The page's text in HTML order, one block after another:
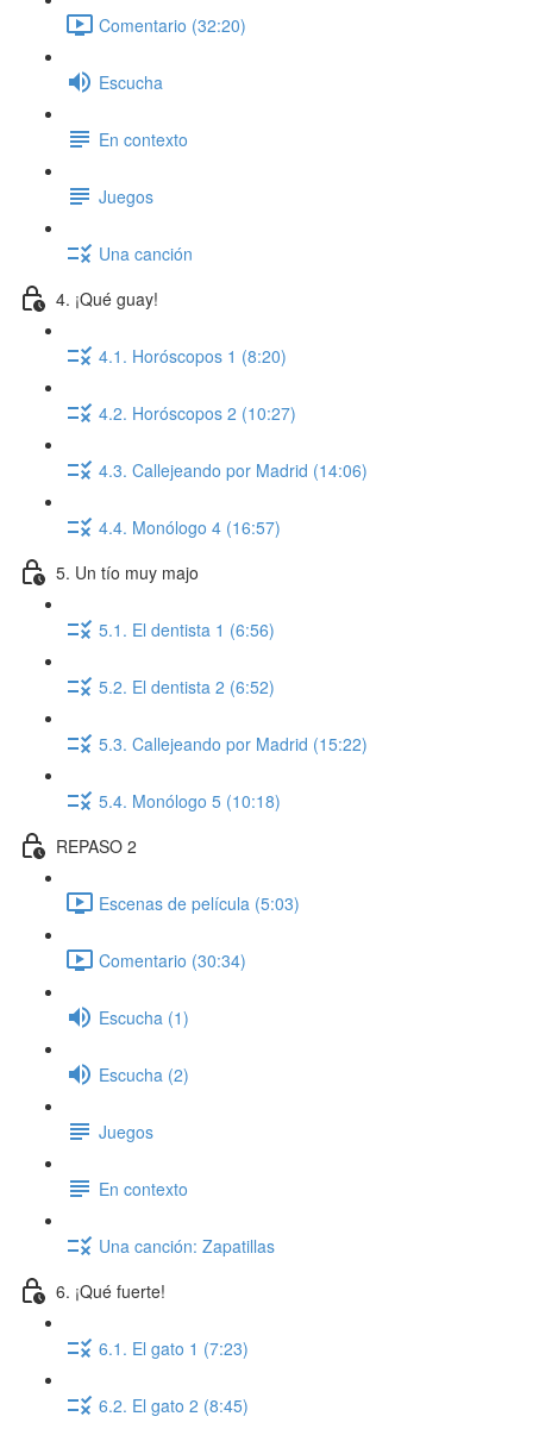
Comentario (32:20)
Escucha
En contexto
Juegos
Una canción
4. ¡Qué guay!
4.1. Horóscopos 1 (8:20)
4.2. Horóscopos 2 (10:27)
4.3. Callejeando por Madrid (14:06)
4.4. Monólogo 4 (16:57)
5. Un tío muy majo
5.1. El dentista 1 (6:56)
5.2. El dentista 2 (6:52)
5.3. Callejeando por Madrid (15:22)
5.4. Monólogo 5 (10:18)
REPASO 2
Escenas de película (5:03)
Comentario (30:34)
Escucha (1)
Escucha (2)
Juegos
En contexto
Una canción: Zapatillas
6. ¡Qué fuerte!
6.1. El gato 1 (7:23)
6.2. El gato 2 (8:45)